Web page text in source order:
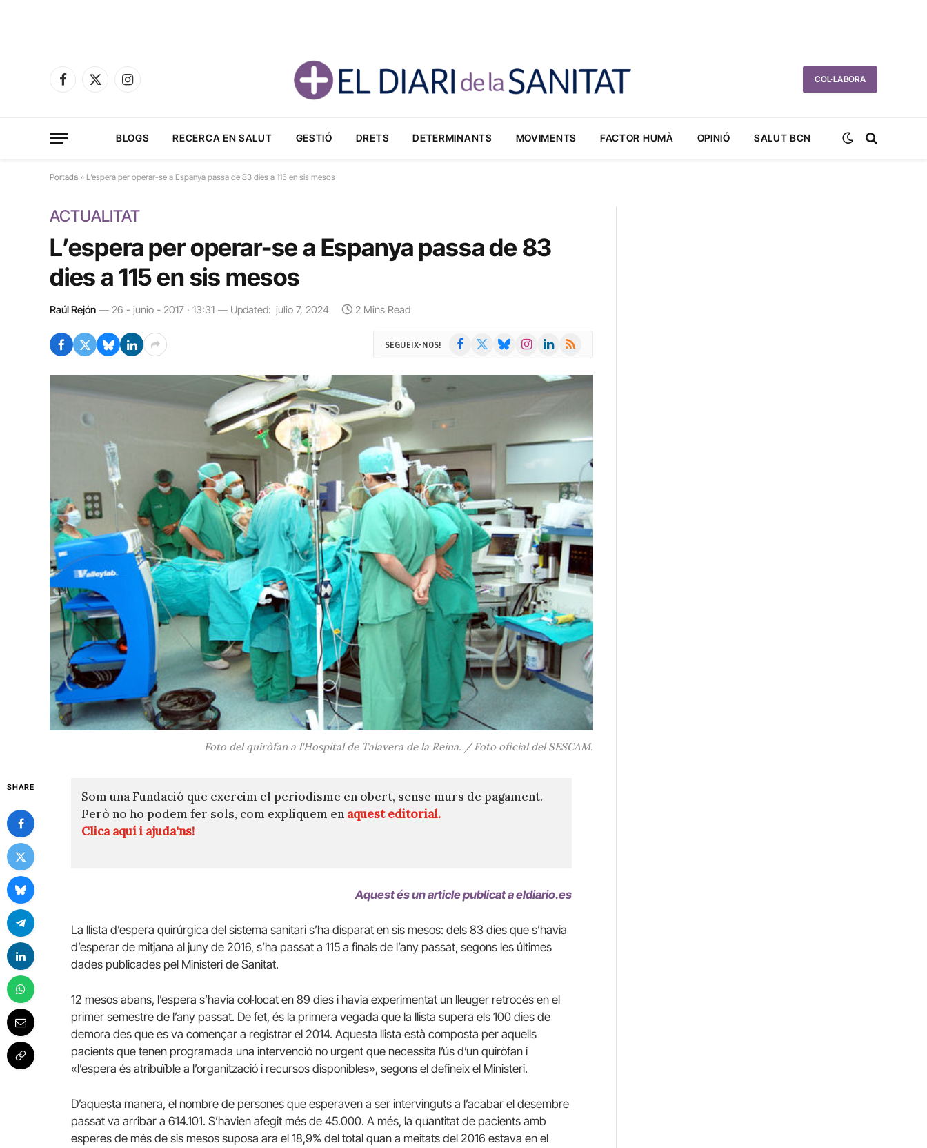
Facebook
X
Instagram
COL·LABORA
BLOGS RECERCA EN SALUT GESTIÓ DRETS DETERMINANTS MOVIMENTS FACTOR HUMÀ OPINIÓ SALUT BCN
Portada » L’espera per operar-se a Espanya passa de 83 dies a 115 en sis mesos
ACTUALITAT
L’espera per operar-se a Espanya passa de 83
dies a 115 en sis mesos
Raúl Rejón 26 - junio - 2017 · 13:31 Updated: julio 7, 2024 2 Mins Read
SEGUEIX-NOS! Facebook BlueskyInstagramLinkedIn
RSS
Foto del quiròfan a l'Hospital de Talavera de la Reina. / Foto oficial del SESCAM.
SHARE
Som una Fundació que exercim el periodisme en obert, sense murs de pagament.
Però no ho podem fer sols, com expliquem en aquest editorial.
Clica aquí i ajuda'ns!
Aquest és un article publicat a eldiario.es
La llista d’espera quirúrgica del sistema sanitari s’ha disparat en sis mesos: dels 83 dies que s’havia
d’esperar de mitjana al juny de 2016, s’ha passat a 115 a finals de l’any passat, segons les últimes
dades publicades pel Ministeri de Sanitat.
12 mesos abans, l’espera s’havia col·locat en 89 dies i havia experimentat un lleuger retrocés en el
primer semestre de l’any passat. De fet, és la primera vegada que la llista supera els 100 dies de
demora des que es va començar a registrar el 2014. Aquesta llista està composta per aquells
pacients que tenen programada una intervenció no urgent que necessita l’ús d’un quiròfan i
«l’espera és atribuïble a l’organització i recursos disponibles», segons el defineix el Ministeri.
D’aquesta manera, el nombre de persones que esperaven a ser intervinguts a l’acabar el desembre
passat va arribar a 614.101. S’havien afegit més de 45.000. A més, la quantitat de pacients amb
esperes de més de sis mesos suposa ara el 18,9% del total quan a meitats del 2016 estava en el